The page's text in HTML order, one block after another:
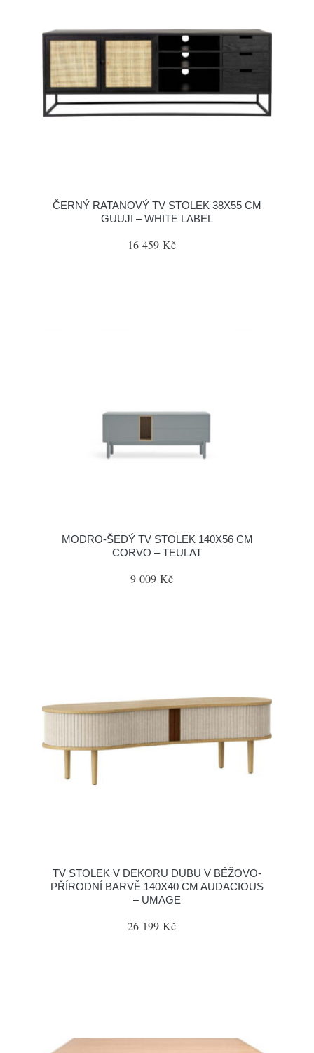
ČERNÝ RATANOVÝ TV STOLEK 38X55 CM
GUUJI – WHITE LABEL
16 459 Kč
MODRO-ŠEDÝ TV STOLEK 140X56 CM
CORVO – TEULAT
9 009 Kč
TV STOLEK V DEKORU DUBU V BÉŽOVO-
PŘÍRODNÍ BARVĚ 140X40 CM AUDACIOUS
– UMAGE
26 199 Kč